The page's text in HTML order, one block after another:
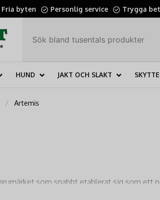
Fria byten Personlig service Trygga
HUND JAKT OCH SLAKT SKYTTE
Artemis
som snabbt etablerat sig som ett
perfekt för både sportskytte,